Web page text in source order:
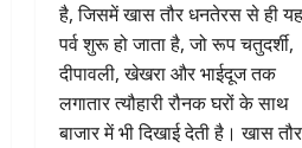
है, जिसमें खास तौर धनतेरस से ही यह
पर्व शुरू हो जाता है, जो रूप चतुदर्शी,
दीपावली, खेखरा और भाईदूज तक
लगातार त्यौहारी रौनक घरों के साथ
बाजार में भी दिखाई देती है। खास तौर